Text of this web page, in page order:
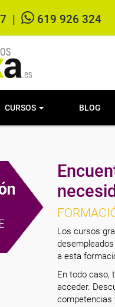
619 926 324
CURSOS BLOG
Los cursos
a esta
En todo caso,
acceder.
competencias